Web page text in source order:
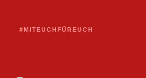
#MITEUCHFÜREUCH